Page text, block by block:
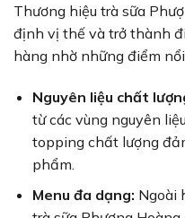
Thương hiệu trà sữa
định vị thế và trở thành
hàng nhờ những điểm
Nguyên liệu chất
từ các vùng nguyên
topping chất lượng
phẩm.
Menu đa dạng: Ngoài